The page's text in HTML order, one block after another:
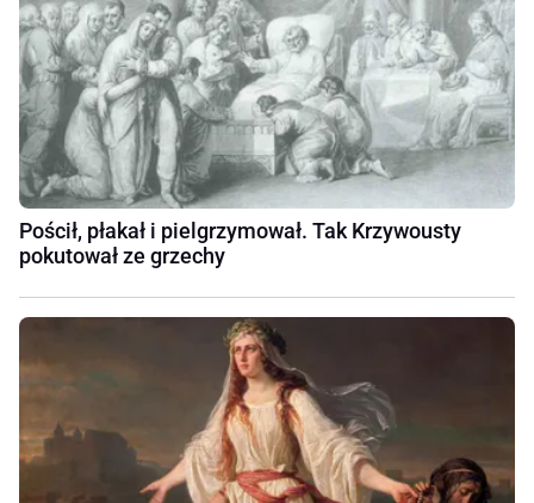
Pościł, płakał i pielgrzymował. Tak Krzywousty
pokutował ze grzechy